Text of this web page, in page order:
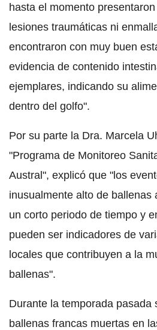
hasta el momento
lesiones traumáticas ni
encontraron con muy buen
evidencia de contenido
ejemplares, indicando su
dentro del golfo".
Por su parte la Dra. Marcela
"Programa de Monitoreo
Austral", explicó que "los
inusualmente alto de ballenas
un corto periodo de tiempo y
pueden ser indicadores de
locales que contribuyen a la
ballenas".
Durante la temporada pasada
ballenas francas muertas en